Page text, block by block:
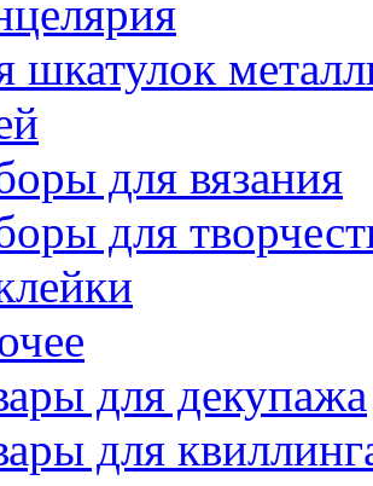
шкатулок
для вязания
для
для декупажа
для